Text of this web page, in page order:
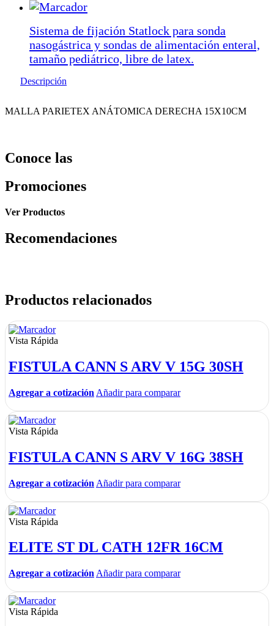
Sistema de fijación Statlock para sonda
nasogástrica y sondas de alimentación enteral,
tamaño pediátrico, libre de latex.
Descripción
MALLA PARIETEX ANÁTOMICA DERECHA 15X10CM
Conoce las
Promociones
Ver Productos
Recomendaciones
Productos relacionados
Vista Rápida
FISTULA CANN S ARV V 15G 30SH
Agregar a cotización Añadir para comparar
Vista Rápida
FISTULA CANN S ARV V 16G 38SH
Agregar a cotización Añadir para comparar
Vista Rápida
ELITE ST DL CATH 12FR 16CM
Agregar a cotización Añadir para comparar
Vista Rápida